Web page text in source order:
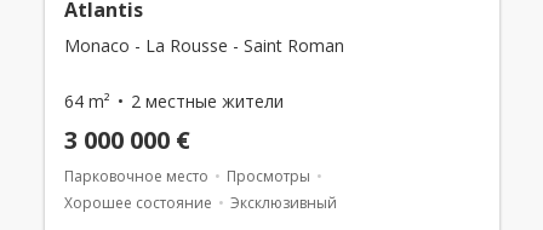
Atlantis
Monaco - La Rousse - Saint Roman
64 m² 2 местные жители
3 000 000 €
Парковочное место
Просмотры
Хорошее состояние
Эксклюзивный